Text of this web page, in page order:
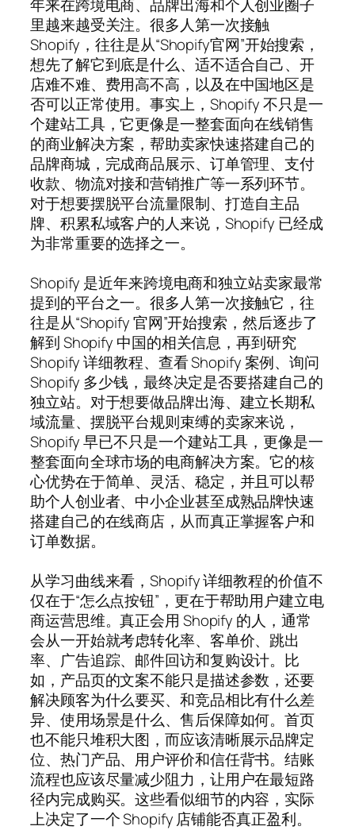
年来在跨境电商、品牌出海和个人创业圈子
里越来越受关注。很多人第一次接触
Shopify，往往是从“Shopify官网”开始搜索，
想先了解它到底是什么、适不适合自己、开
店难不难、费用高不高，以及在中国地区是
否可以正常使用。事实上，Shopify 不只是一
个建站工具，它更像是一整套面向在线销售
的商业解决方案，帮助卖家快速搭建自己的
品牌商城，完成商品展示、订单管理、支付
收款、物流对接和营销推广等一系列环节。
对于想要摆脱平台流量限制、打造自主品
牌、积累私域客户的人来说，Shopify 已经成
为非常重要的选择之一。
Shopify 是近年来跨境电商和独立站卖家最常
提到的平台之一。很多人第一次接触它，往
往是从“Shopify 官网”开始搜索，然后逐步了
解到 Shopify 中国的相关信息，再到研究
Shopify 详细教程、查看 Shopify 案例、询问
Shopify 多少钱，最终决定是否要搭建自己的
独立站。对于想要做品牌出海、建立长期私
域流量、摆脱平台规则束缚的卖家来说，
Shopify 早已不只是一个建站工具，更像是一
整套面向全球市场的电商解决方案。它的核
心优势在于简单、灵活、稳定，并且可以帮
助个人创业者、中小企业甚至成熟品牌快速
搭建自己的在线商店，从而真正掌握客户和
订单数据。
从学习曲线来看，Shopify 详细教程的价值不
仅在于“怎么点按钮”，更在于帮助用户建立电
商运营思维。真正会用 Shopify 的人，通常
会从一开始就考虑转化率、客单价、跳出
率、广告追踪、邮件回访和复购设计。比
如，产品页的文案不能只是描述参数，还要
解决顾客为什么要买、和竞品相比有什么差
异、使用场景是什么、售后保障如何。首页
也不能只堆积大图，而应该清晰展示品牌定
位、热门产品、用户评价和信任背书。结账
流程也应该尽量减少阻力，让用户在最短路
径内完成购买。这些看似细节的内容，实际
上决定了一个 Shopify 店铺能否真正盈利。